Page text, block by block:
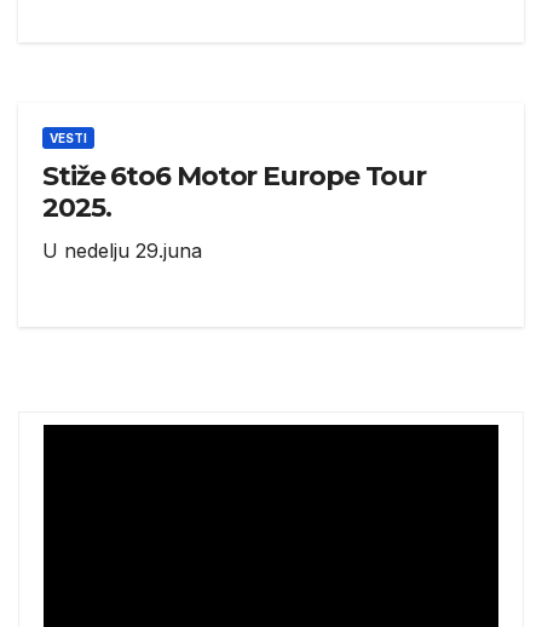
VESTI
Stiže 6to6 Motor Europe Tour
2025.
U nedelju 29.juna